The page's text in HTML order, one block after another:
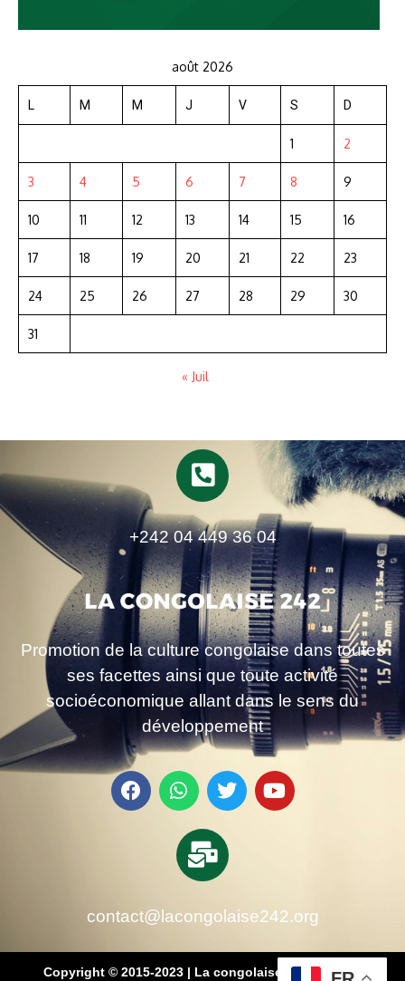
août 2026
L M M J V S D
1 2
3 4 5 6 7 8 9
10 11 12 13 14 15 16
17 18 19 20 21 22 23
24 25 26 27 28 29 30
31
« Juil
+242 04 449 36 04
Promotion de la culture congolaise dans toutes
ses facettes ainsi que toute activité
socioéconomique allant dans le sens du
développement
contact@lacongolaise242.org
Copyright © 2015-2023 | La congolaise 242 – média